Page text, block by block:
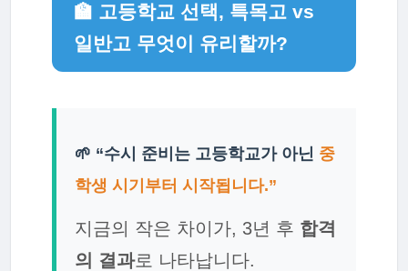
🏫 고등학교 선택, 특목고 vs
일반고 무엇이 유리할까?
🌱 “수시 준비는 고등학교가 아닌 중
학생 시기부터 시작됩니다.”
지금의 작은 차이가, 3년 후 합격
의 결과로 나타납니다.